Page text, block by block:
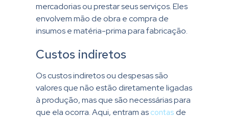
mercadorias ou prestar seus serviços. Eles
envolvem mão de obra e compra de
insumos e matéria-prima para fabricação.
Custos indiretos
Os custos indiretos ou despesas são
valores que não estão diretamente ligadas
à produção, mas que são necessárias para
que ela ocorra. Aqui, entram ascontas de